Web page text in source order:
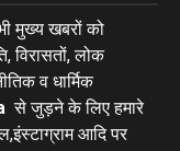
मुख्य खबरों को
विरासतों, लोक
व धार्मिक
से जुड़ने के लिए हमारे
आदि पर